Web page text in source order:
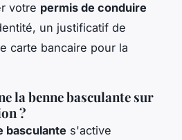
votre permis de conduire
un justificatif de
carte bancaire pour la
la benne basculante sur
?
basculante s'active